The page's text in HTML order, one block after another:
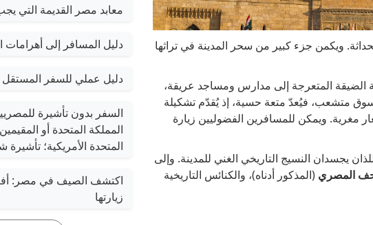
ويكمن جزء كبير من سحر المدينة في تراثها
الضيقة المتعرجة إلى مدارس ومساجد عريقة،
متشعب، فيُعدّ متعة حسية، إذ يُقدّم تشكيلة
مغرية. ويمكن للمسافرين الفضوليين زيارة
يجسدان النسيج التاريخي الغني للمدينة. وإلى
المصري (المذكور أدناه)، والكنائس التاريخية
معابد مصر القديمة التي
دليل المسافر إلى أهرامات
دليل عملي للسفر
السفر بدون تأشيرة
المملكة المتحدة أو المقيمين
المتحدة الأمريكية؛ تأشيرة
اكتشف الصيف في مصر:
زيارتها